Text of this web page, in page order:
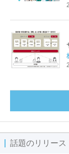
話題のリリース